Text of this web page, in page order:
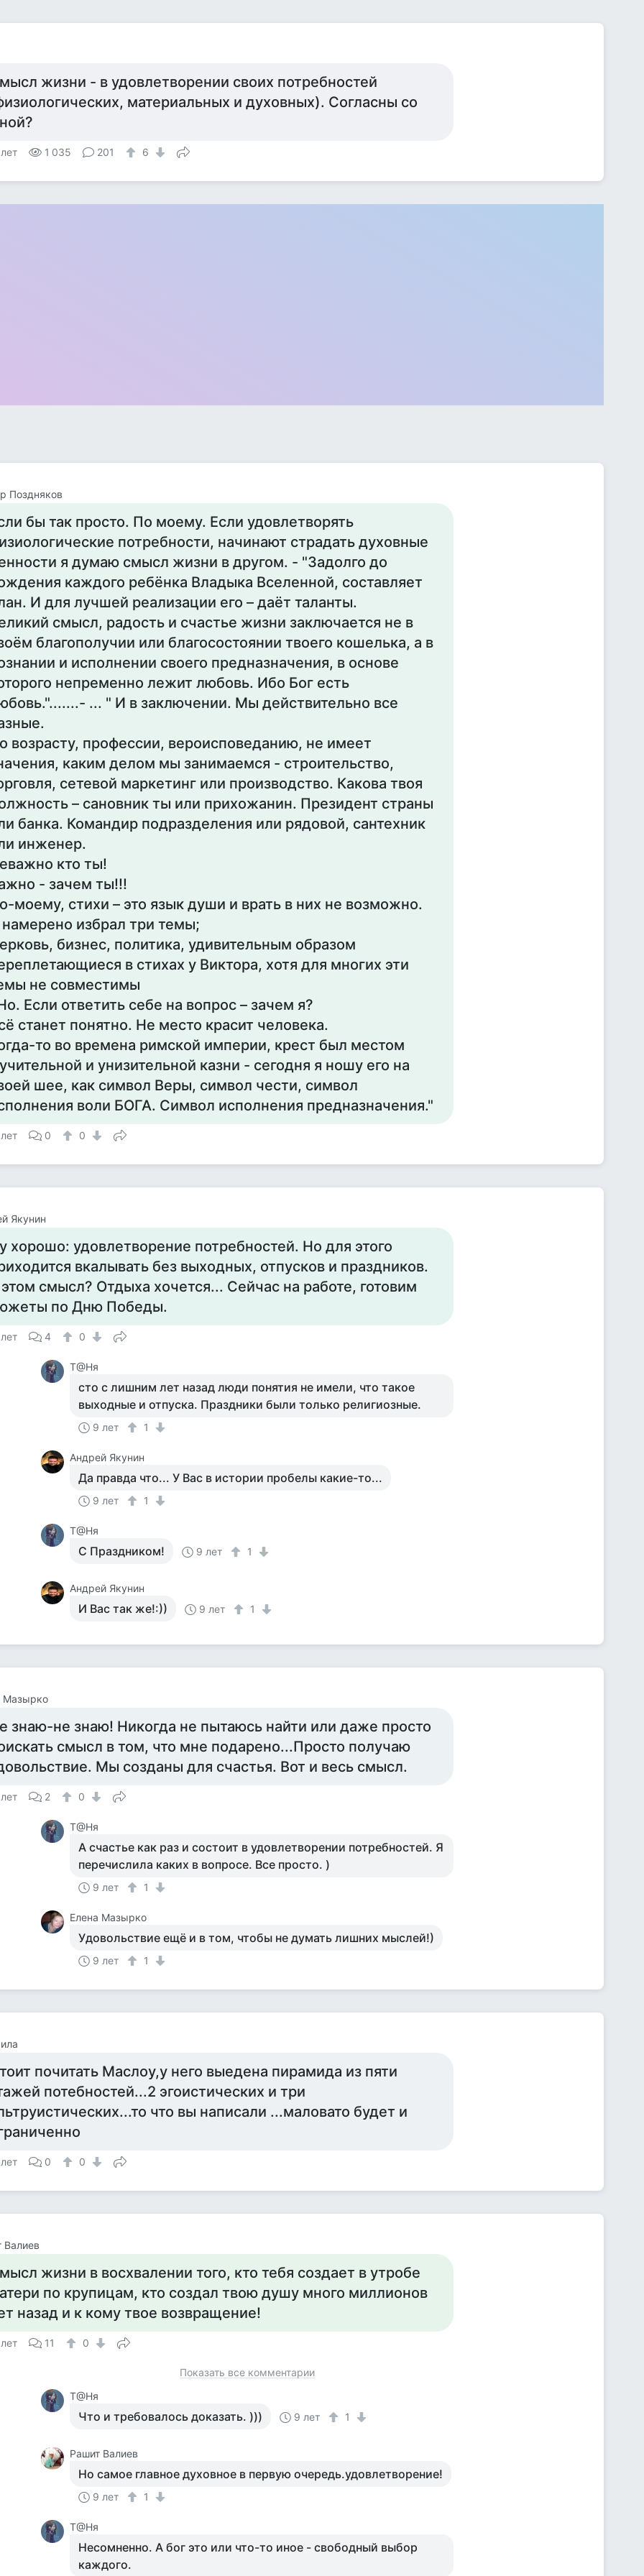
жизни - в удовлетворении своих потребностей
материальных и духовных). Согласны со
1 035 201 6
Поздняков
бы так просто. По моему. Если удовлетворять
потребности, начинают страдать духовные
я думаю смысл жизни в другом. - "Задолго до
каждого ребёнка Владыка Вселенной, составляет
И для лучшей реализации его – даёт таланты.
смысл, радость и счастье жизни заключается не в
благополучии или благосостоянии твоего кошелька, а в
и исполнении своего предназначения, в основе
непременно лежит любовь. Ибо Бог есть
... " И в заключении. Мы действительно все
возрасту, профессии, вероисповеданию, не имеет
каким делом мы занимаемся - строительство,
сетевой маркетинг или производство. Какова твоя
– сановник ты или прихожанин. Президент страны
банка. Командир подразделения или рядовой, сантехник
инженер.
кто ты!
- зачем ты!!!
моему, стихи – это язык души и врать в них не возможно.
избрал три темы;
бизнес, политика, удивительным образом
в стихах у Виктора, хотя для многих эти
не совместимы
Если ответить себе на вопрос – зачем я?
станет понятно. Не место красит человека.
то во времена римской империи, крест был местом
и унизительной казни - сегодня я ношу его на
шее, как символ Веры, символ чести, символ
воли БОГА. Символ исполнения предназначения."
0 0
Якунин
хорошо: удовлетворение потребностей. Но для этого
вкалывать без выходных, отпусков и праздников.
смысл? Отдыха хочется... Сейчас на работе, готовим
по Дню Победы.
4 0
Т@Ня
сто с лишним лет назад люди понятия не имели, что такое
выходные и отпуска. Праздники были только религиозные.
9 лет 1
Андрей Якунин
Да правда что... У Вас в истории пробелы какие-то...
9 лет 1
Т@Ня
С Праздником! 9 лет 1
Андрей Якунин
И Вас так же!:)) 9 лет 1
Мазырко
знаю-не знаю! Никогда не пытаюсь найти или даже просто
смысл в том, что мне подарено...Просто получаю
Мы созданы для счастья. Вот и весь смысл.
2 0
Т@Ня
А счастье как раз и состоит в удовлетворении потребностей. Я
перечислила каких в вопросе. Все просто. )
9 лет 1
Елена Мазырко
Удовольствие ещё и в том, чтобы не думать лишних мыслей!)
9 лет 1
почитать Маслоу,у него выедена пирамида из пяти
потебностей...2 эгоистических и три
что вы написали ...маловато будет и
0 0
Валиев
жизни в восхвалении того, кто тебя создает в утробе
по крупицам, кто создал твою душу много миллионов
назад и к кому твое возвращение!
11 0
Показать все комментарии
Т@Ня
Что и требовалось доказать. ))) 9 лет 1
Рашит Валиев
Но самое главное духовное в первую очередь.удовлетворение!
9 лет 1
Т@Ня
Несомненно. А бог это или что-то иное - свободный выбор
каждого.